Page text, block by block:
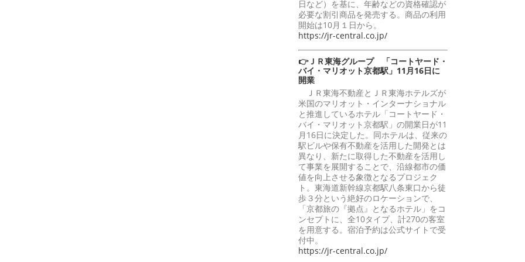
日など）を基に、年齢などの資格確認が
必要な割引商品を発売する。商品の利用
開始は10月１日から。
https://jr-central.co.jp/
👉ＪＲ東海グループ 「コートヤード・
バイ・マリオット京都駅」11月16日に
開業
ＪＲ東海不動産とＪＲ東海ホテルズが
米国のマリオット・インターナショナル
と推進しているホテル「コートヤード・
バイ・マリオット京都駅」の開業日が11
月16日に決定した。同ホテルは、従来の
駅ビルや保有不動産を活用した開発とは
異なり、新たに取得した不動産を活用し
て事業を展開することで、沿線都市の価
値を向上させる象徴となるプロジェク
ト。東海道新幹線京都駅八条東口から徒
歩３分という絶好のロケーションで、
「京都旅の『拠点』となるホテル」をコ
ンセプトに、全10タイプ、計270の客室
を用意する。宿泊予約は公式サイトで受
付中。
https://jr-central.co.jp/